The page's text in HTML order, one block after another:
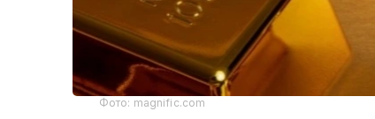
Фото: magnific.com